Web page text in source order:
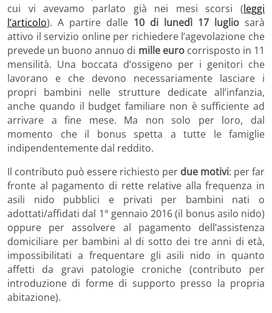
cui vi avevamo parlato già nei mesi scorsi (leggi
l’articolo). A partire dalle 10 di lunedì 17 luglio sarà
attivo il servizio online per richiedere l’agevolazione che
prevede un buono annuo di mille euro corrisposto in 11
mensilità. Una boccata d’ossigeno per i genitori che
lavorano e che devono necessariamente lasciare i
propri bambini nelle strutture dedicate all’infanzia,
anche quando il budget familiare non è sufficiente ad
arrivare a fine mese. Ma non solo per loro, dal
momento che il bonus spetta a tutte le famiglie
indipendentemente dal reddito.
Il contributo può essere richiesto per due motivi: per far
fronte al pagamento di rette relative alla frequenza in
asili nido pubblici e privati per bambini nati o
adottati/affidati dal 1° gennaio 2016 (il bonus asilo nido)
oppure per assolvere al pagamento dell’assistenza
domiciliare per bambini al di sotto dei tre anni di età,
impossibilitati a frequentare gli asili nido in quanto
affetti da gravi patologie croniche (contributo per
introduzione di forme di supporto presso la propria
abitazione).